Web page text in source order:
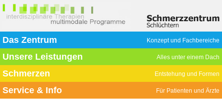
Das Zentrum Konzept und Fachbereiche
Unsere Leistungen Alles unter einem Dach
Schmerzen Entstehung und Formen
Service & Info Für Patienten und Ärzte